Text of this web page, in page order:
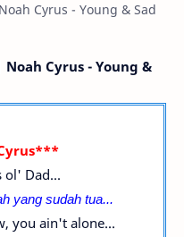
Cyrus - Young & Sad
Cyrus - Young &
ol' Dad...
yang sudah tua...
you ain't alone...